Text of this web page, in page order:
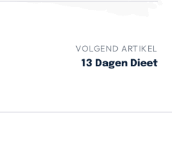
VOLGEND ARTIKEL
13 Dagen Dieet